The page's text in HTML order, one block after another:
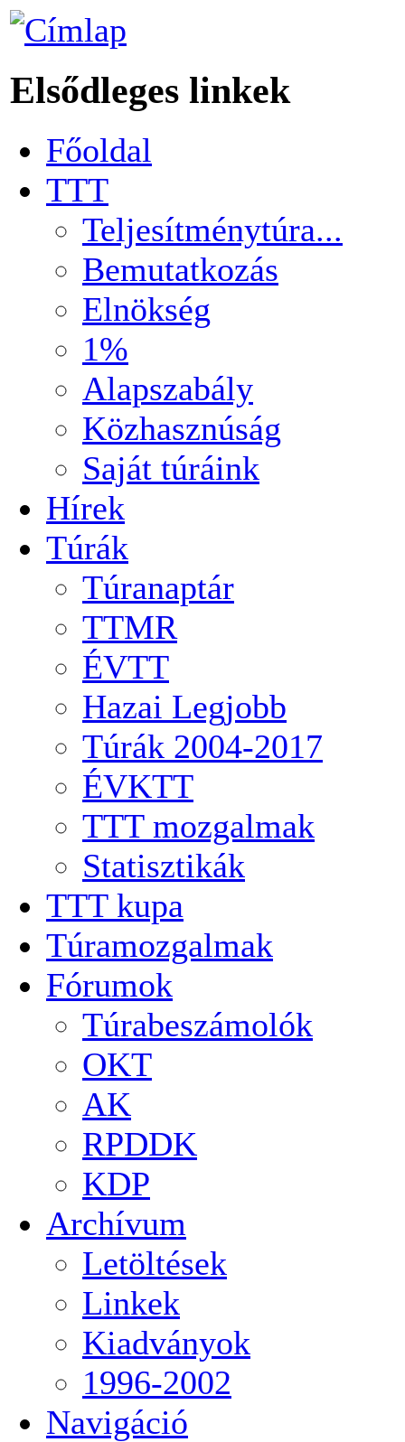
Elsődleges linkek
Főoldal
TTT
Teljesítménytúra...
Bemutatkozás
Elnökség
1%
Alapszabály
Közhasznúság
Saját túráink
Hírek
Túrák
Túranaptár
TTMR
ÉVTT
Hazai Legjobb
Túrák 2004-2017
ÉVKTT
TTT mozgalmak
Statisztikák
TTT kupa
Túramozgalmak
Fórumok
Túrabeszámolók
OKT
AK
RPDDK
KDP
Archívum
Letöltések
Linkek
Kiadványok
1996-2002
Navigáció